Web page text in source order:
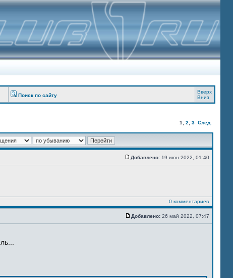
Поиск по сайту
Вверх
Вниз
1 2 3 След.
Добавлено: 19 июн 2022, 01:40
0 комментариев
Добавлено: 26 май 2022, 07:47